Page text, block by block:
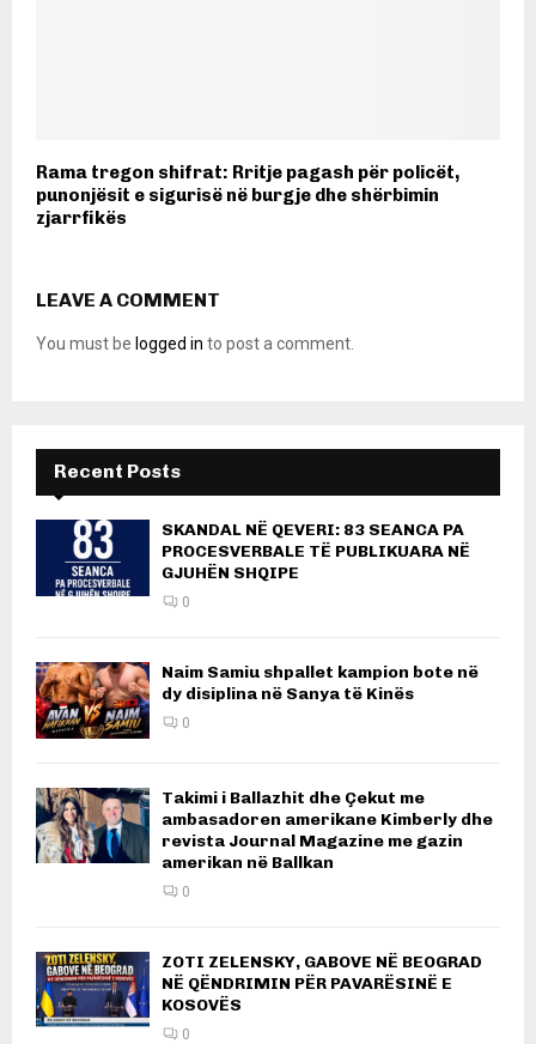
Rama tregon shifrat: Rritje pagash për policët,
punonjësit e sigurisë në burgje dhe shërbimin
zjarrfikës
LEAVE A COMMENT
You must be logged in to post a comment.
Recent Posts
SKANDAL NË QEVERI: 83 SEANCA PA
PROCESVERBALE TË PUBLIKUARA NË
GJUHËN SHQIPE
0
Naim Samiu shpallet kampion bote në
dy disiplina në Sanya të Kinës
0
Takimi i Ballazhit dhe Çekut me
ambasadoren amerikane Kimberly dhe
revista Journal Magazine me gazin
amerikan në Ballkan
0
ZOTI ZELENSKY, GABOVE NË BEOGRAD
NË QËNDRIMIN PËR PAVARËSINË E
KOSOVËS
0